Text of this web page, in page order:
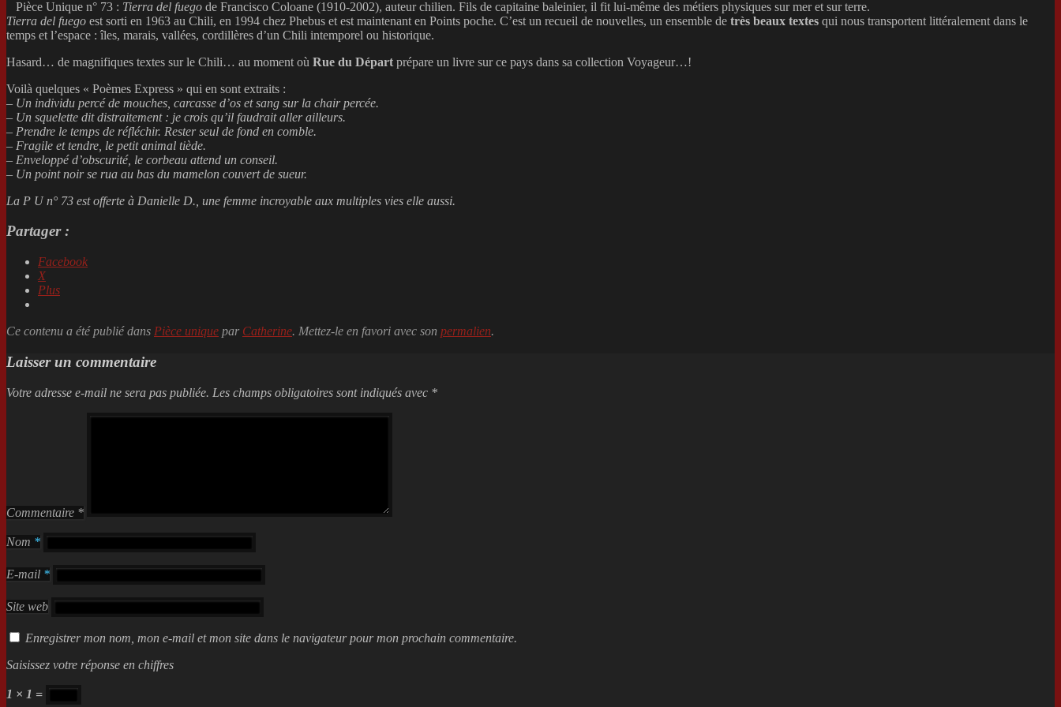
Pièce Unique n° 73 : Tierra del fuego de Francisco Coloane (1910-2002), auteur chilien. Fils de capitaine baleinier, il fit lui-même des métiers physiques sur mer et sur terre.
Tierra del fuego est sorti en 1963 au Chili, en 1994 chez Phebus et est maintenant en Points poche. C’est un recueil de nouvelles, un ensemble de très beaux textes qui nous transportent littéralement dans le
temps et l’espace : îles, marais, vallées, cordillères d’un Chili intemporel ou historique.
Hasard… de magnifiques textes sur le Chili… au moment où Rue du Départ prépare un livre sur ce pays dans sa collection Voyageur…!
Voilà quelques « Poèmes Express » qui en sont extraits :
– Un individu percé de mouches, carcasse d’os et sang sur la chair percée.
– Un squelette dit distraitement : je crois qu’il faudrait aller ailleurs.
– Prendre le temps de réfléchir. Rester seul de fond en comble.
– Fragile et tendre, le petit animal tiède.
– Enveloppé d’obscurité, le corbeau attend un conseil.
– Un point noir se rua au bas du mamelon couvert de sueur.
La P U n° 73 est offerte à Danielle D., une femme incroyable aux multiples vies elle aussi.
Partager :
Facebook
X
Plus
Ce contenu a été publié dans Pièce unique par Catherine. Mettez-le en favori avec son permalien.
Laisser un commentaire
Votre adresse e-mail ne sera pas publiée. Les champs obligatoires sont indiqués avec *
Commentaire *
Nom *
E-mail *
Site web
Enregistrer mon nom, mon e-mail et mon site dans le navigateur pour mon prochain commentaire.
Saisissez votre réponse en chiffres
1 × 1 =